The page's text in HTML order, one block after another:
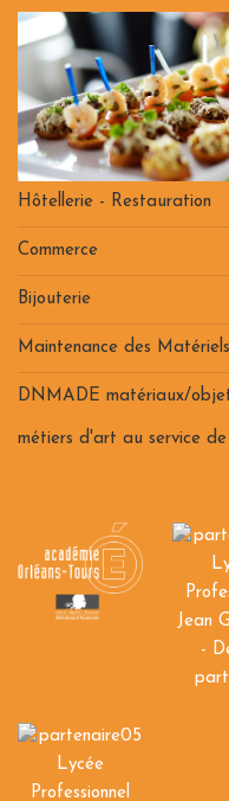
Hôtellerie - Restauration
Commerce
Bijouterie
Maintenance des
DNMADE matériaux/
métiers d'art au service